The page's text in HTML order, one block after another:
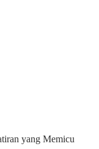
yang Memicu